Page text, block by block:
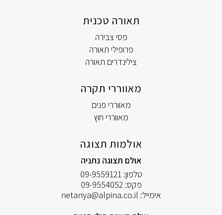
תאורה טכנית
פסי צבירה
פרופילי תאורה
צילינדרים תאורה
מאווררי תקרה
מאווררי פנים
מאווררי חוץ
אולמות תצוגה
אולם תצוגה נתניה
טלפון:09-9559121
פקס:09-9554052
אימייל: netanya@alpina.co.il